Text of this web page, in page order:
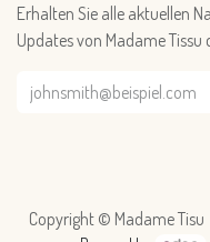
Erhalten Sie alle aktuellen
Updates von Madame Tissu
Copyright © Madame Tisu